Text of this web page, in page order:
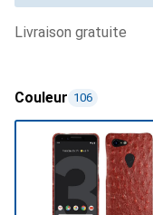
livraison gratuite
Couleur 106